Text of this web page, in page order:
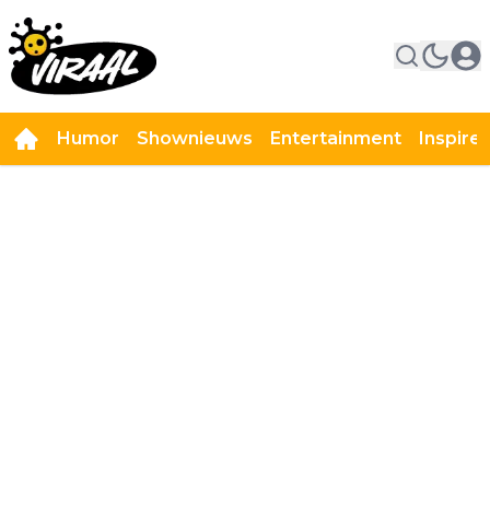
Humor Shownieuws Entertainment